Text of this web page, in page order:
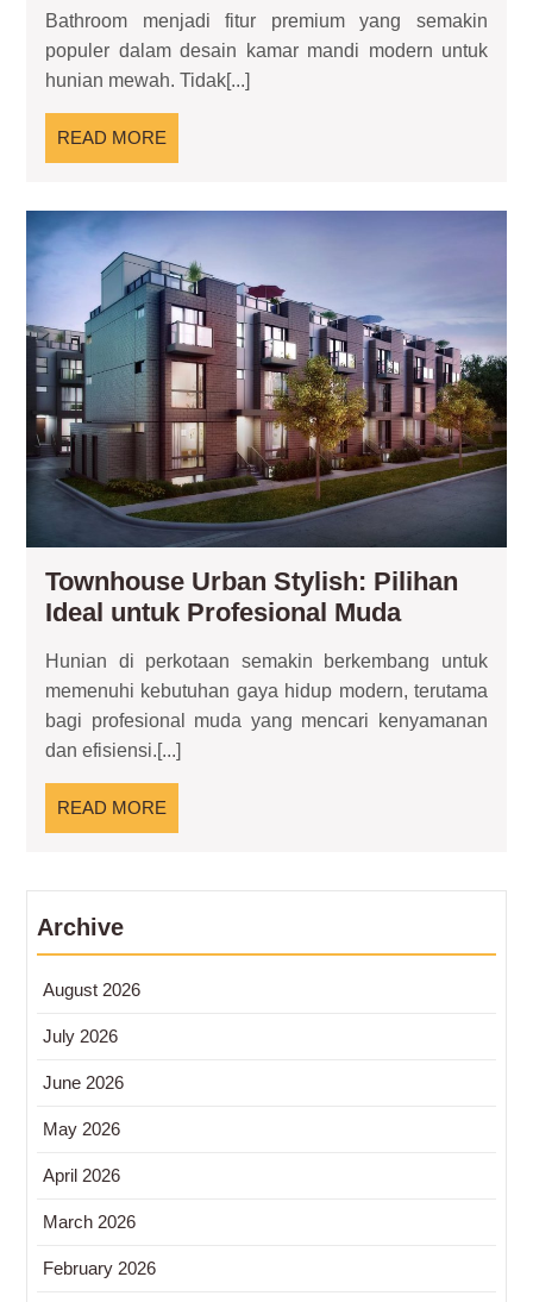
Solusi
Kamar
Mandi
Mewah
untuk
Modern
Bathroom menjadi fitur premium yang semakin
populer dalam desain kamar mandi modern untuk
hunian mewah. Tidak[...]
READ MORE
MORE
Townhouse Urban Stylish: Pilihan
Ideal untuk Profesional Muda
Stylish:
Pilihan
Ideal
Hunian di perkotaan semakin berkembang untuk
memenuhi kebutuhan gaya hidup modern, terutama
bagi profesional muda yang mencari kenyamanan
dan efisiensi.[...]
READ MORE
MORE
Archive
August 2026
July 2026
June 2026
May 2026
April 2026
March 2026
February 2026